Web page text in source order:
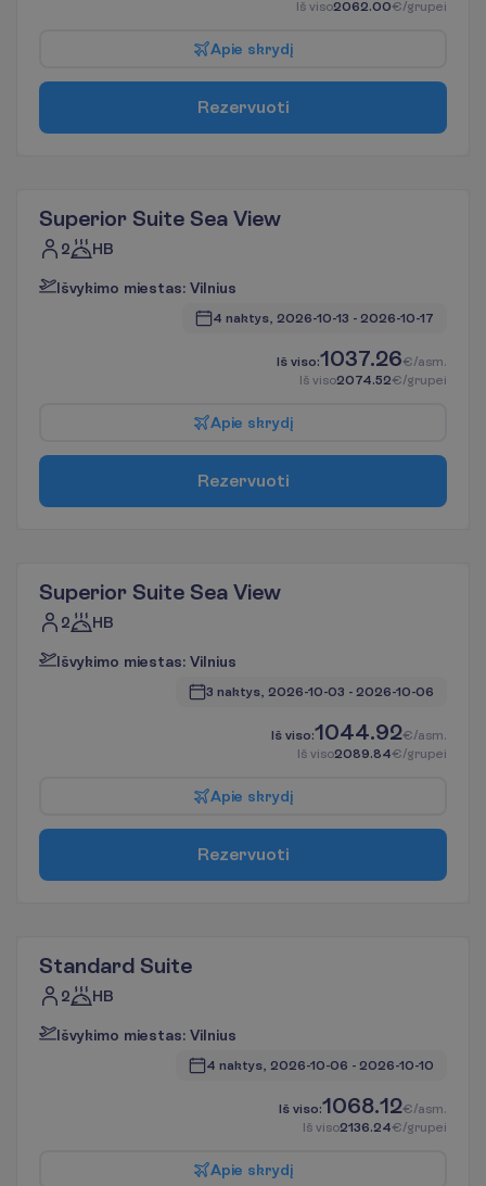
Iš viso2062.00€/grupei
Apie skrydį
Rezervuoti
Superior Suite Sea View
2 HB
Išvykimo miestas: Vilnius
4 naktys, 2026-10-13 - 2026-10-17
Iš viso:1037.26€/asm.
Iš viso2074.52€/grupei
Apie skrydį
Rezervuoti
Superior Suite Sea View
2 HB
Išvykimo miestas: Vilnius
3 naktys, 2026-10-03 - 2026-10-06
Iš viso:1044.92€/asm.
Iš viso2089.84€/grupei
Apie skrydį
Rezervuoti
Standard Suite
2 HB
Išvykimo miestas: Vilnius
4 naktys, 2026-10-06 - 2026-10-10
Iš viso:1068.12€/asm.
Iš viso2136.24€/grupei
Apie skrydį